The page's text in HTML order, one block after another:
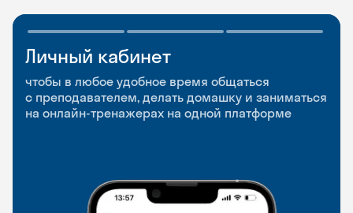
Личный кабинет
чтобы в любое удобное время общаться
с преподавателем, делать домашку и заниматься
на онлайн-тренажерах на одной платформе
Мобильное
приложение
чтобы заниматься и изучать новые слова где
и когда удобно
Разговорные клубы
и Talks
Групповые занятия для разговорной практики
и индивидуальные встречи с преподавателями